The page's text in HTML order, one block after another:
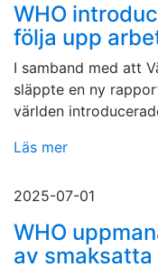
WHO
följa upp
I samband med att
släppte en ny
världen
Läs mer
2025-07-01
WHO
av